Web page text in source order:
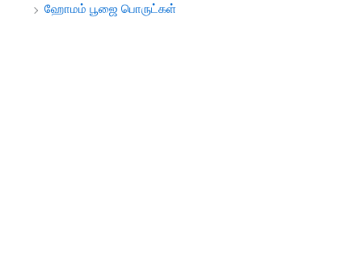
ஹோமம் பூஜை பொருட்கள்